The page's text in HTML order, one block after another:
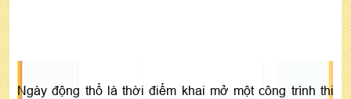
Ngày động thổ là thời điểm khai mở một công trình thi